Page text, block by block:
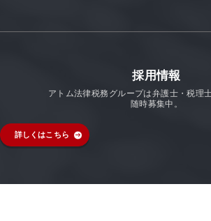
採用情報
アトム法律税務グループは弁護士・税理
随時募集中。
詳しくはこちら